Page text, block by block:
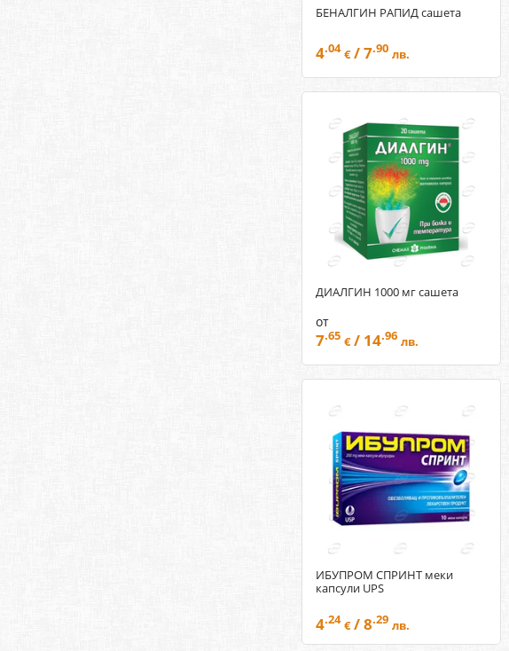
БЕНАЛГИН РАПИД сашета
4.04 €/ 7.90 лв.
ДИАЛГИН 1000 мг сашета
от
7.65 €/ 14.96 лв.
ИБУПРОМ СПРИНТ меки
капсули UPS
4.24 €/ 8.29 лв.